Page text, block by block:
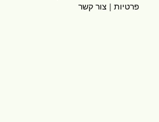
פרטיות|צור קשר